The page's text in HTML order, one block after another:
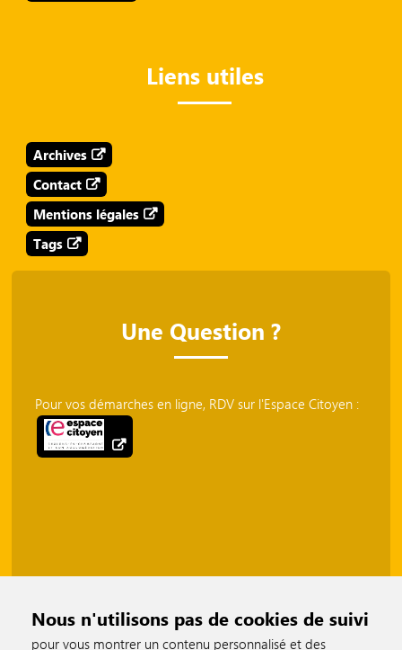
Nous n'utilisons pas de cookies de suivi
pour vous montrer un contenu personnalisé et des
Liens utiles
Archives
Contact
Mentions légales
Tags
Une Question ?
Pour vos démarches en ligne, RDV sur l'Espace Citoyen :